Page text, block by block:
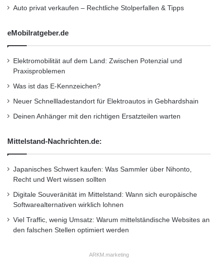
und Bestandskunden den Tagesgeldzinssatz
neuen Tagesgeld Kunden ein Startguthaben
von 40 Euro. Das Startguthaben-Angebot gilt
für insgesamt 40 Tage ab dem 26. Oktober
Die VTB Direktbank konzentriert sich seit Ihrer
Markteinführung im März 2011 darauf, Ihren
Kunden jederzeit attraktive Konditionen zu
Prozent p.a. bietet die Bank dem Anleger
nunmehr in allen kurz-, mittel- und langfristigen
Laufzeiten attraktive Konditionen an und
kombiniert mit dem Anlageprodukt “VTB Duo”
Auto privat verkaufen – Rechtliche Stolperfallen & Tipps
eMobilratgeber.de
Elektromobilität auf dem Land: Zwischen Potenzial und
Praxisproblemen
Was ist das E-Kennzeichen?
Neuer Schnellladestandort für Elektroautos in Gebhardshain
Deinen Anhänger mit den richtigen Ersatzteilen warten
Mittelstand-Nachrichten.de:
Japanisches Schwert kaufen: Was Sammler über Nihonto,
Recht und Wert wissen sollten
Digitale Souveränität im Mittelstand: Wann sich europäische
Softwarealternativen wirklich lohnen
Viel Traffic, wenig Umsatz: Warum mittelständische Websites an
den falschen Stellen optimiert werden
ARKM.marketing